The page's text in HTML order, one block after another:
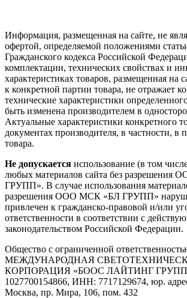
Информация, размещенная на сайте, не
офертой, определяемой положениями
Гражданского кодекса Российской
комплектации, технических свойствах и
характеристиках товаров, размещенная на
к конкретной партии товара, не отражает
технические характеристики
быть изменена производителем в
Актуальные характеристики конкретного
документах производителя, в частности, в
товара.
Не допускается использование (в том
любых материалов сайта без
ГРУПП». В случае использования
разрешения ООО МСК «БЛ ГРУПП»
привлечен к гражданско-правовой и/или
ответственности в соответствии с
законодательством Российской Федерации.
Общество с ограниченной
МЕЖДУНАРОДНАЯ
КОРПОРАЦИЯ «БООС ЛАЙТИНГ
1027700154866, ИНН: 7717129674, юр.
Москва, пр. Мира, 106, пом. 432